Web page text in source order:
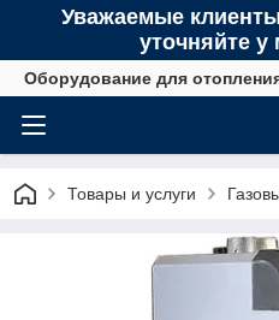
Уважаемые
уточняйте у
Оборудование для
Товары и услуги